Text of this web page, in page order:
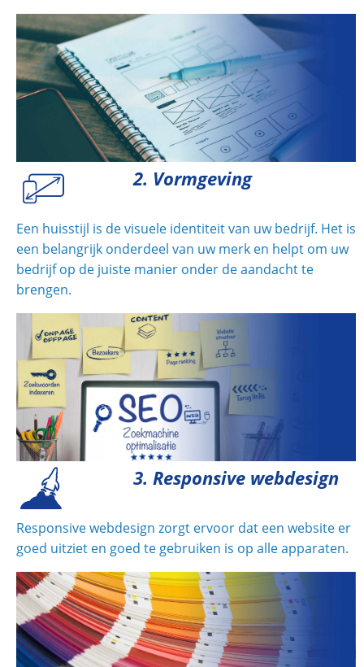
2. Vormgeving
Een huisstijl is de visuele identiteit van uw bedrijf. Het is
een belangrijk onderdeel van uw merk en helpt om uw
bedrijf op de juiste manier onder de aandacht te
brengen.
3. Responsive webdesign
Responsive webdesign zorgt ervoor dat een website er
goed uitziet en goed te gebruiken is op alle apparaten.